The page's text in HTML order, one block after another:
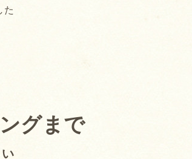
た
グまで